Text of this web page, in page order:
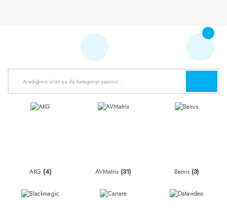
AKG (4) AVMatrix (31) Bemis (3)